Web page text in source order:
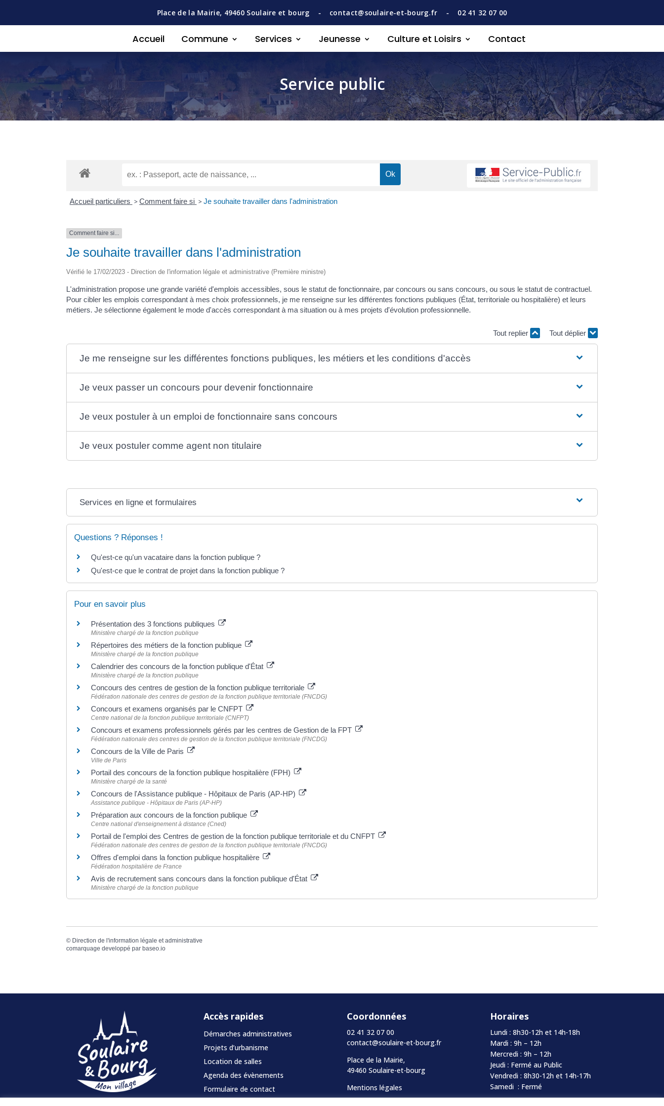
Place de la Mairie, 49460 Soulaire et bourg - contact@soulaire-et-bourg.fr - 02 41 32 07 00
Accueil Commune Services Jeunesse Culture et Loisirs Contact
Service public
Accueil particuliers > Comment faire si > Je souhaite travailler dans l'administration
Comment faire si...
Je souhaite travailler dans l'administration
Vérifié le 17/02/2023 - Direction de l'information légale et administrative (Première ministre)
L'administration propose une grande variété d'emplois accessibles, sous le statut de fonctionnaire, par concours ou sans concours, ou sous le statut de contractuel.
Pour cibler les emplois correspondant à mes choix professionnels, je me renseigne sur les différentes fonctions publiques (État, territoriale ou hospitalière) et leurs
métiers. Je sélectionne également le mode d'accès correspondant à ma situation ou à mes projets d'évolution professionnelle.
Tout replier Tout déplier
Je me renseigne sur les différentes fonctions publiques, les métiers et les conditions d'accès
Je veux passer un concours pour devenir fonctionnaire
Je veux postuler à un emploi de fonctionnaire sans concours
Je veux postuler comme agent non titulaire
Services en ligne et formulaires
Questions ? Réponses !
Qu'est-ce qu'un vacataire dans la fonction publique ?
Qu'est-ce que le contrat de projet dans la fonction publique ?
Pour en savoir plus
Présentation des 3 fonctions publiques
Ministère chargé de la fonction publique
Répertoires des métiers de la fonction publique
Ministère chargé de la fonction publique
Calendrier des concours de la fonction publique d'État
Ministère chargé de la fonction publique
Concours des centres de gestion de la fonction publique territoriale
Fédération nationale des centres de gestion de la fonction publique territoriale (FNCDG)
Concours et examens organisés par le CNFPT
Centre national de la fonction publique territoriale (CNFPT)
Concours et examens professionnels gérés par les centres de Gestion de la FPT
Fédération nationale des centres de gestion de la fonction publique territoriale (FNCDG)
Concours de la Ville de Paris
Ville de Paris
Portail des concours de la fonction publique hospitalière (FPH)
Ministère chargé de la santé
Concours de l'Assistance publique - Hôpitaux de Paris (AP-HP)
Assistance publique - Hôpitaux de Paris (AP-HP)
Préparation aux concours de la fonction publique
Centre national d'enseignement à distance (Cned)
Portail de l'emploi des Centres de gestion de la fonction publique territoriale et du CNFPT
Fédération nationale des centres de gestion de la fonction publique territoriale (FNCDG)
Offres d'emploi dans la fonction publique hospitalière
Fédération hospitalière de France
Avis de recrutement sans concours dans la fonction publique d'État
Ministère chargé de la fonction publique
© Direction de l'information légale et administrative
comarquage developpé par baseo.io
Accès rapides
Démarches administratives
Projets d’urbanisme
Location de salles
Agenda des évènements
Formulaire de contact
Coordonnées
02 41 32 07 00
contact@soulaire-et-bourg.fr
Place de la Mairie,
49460 Soulaire-et-bourg
Mentions légales
Horaires
Lundi : 8h30-12h et 14h-18h
Mardi : 9h – 12h
Mercredi : 9h – 12h
Jeudi : Fermé au Public
Vendredi : 8h30-12h et 14h-17h
Samedi : Fermé